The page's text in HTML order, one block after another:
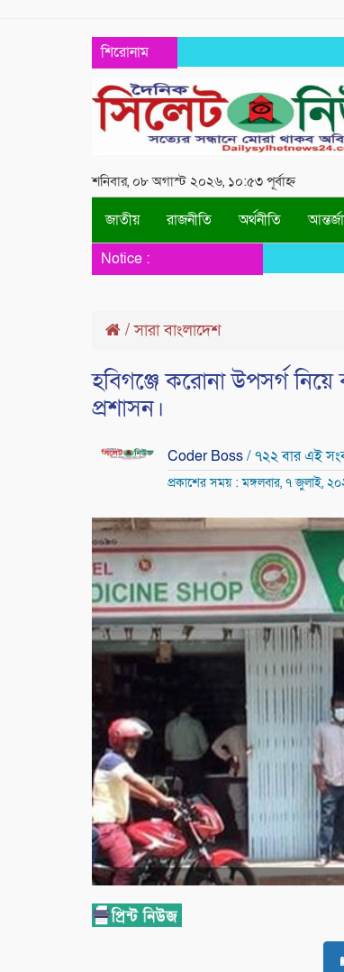
শিরোনাম
শনিবার, ০৮ অগাস্ট ২০২৬, ১০:৫৩ পূর্বাহ্ন
জাতীয় রাজনীতি অর্থনীতি
Notice :
/সারা বাংলাদেশ
হবিগঞ্জে করোনা উপসর্গ
প্রশাসন।
Coder Boss/ ৭২২ বার এই
প্রকাশের সময় : মঙ্গলবার, ৭ জুলাই,